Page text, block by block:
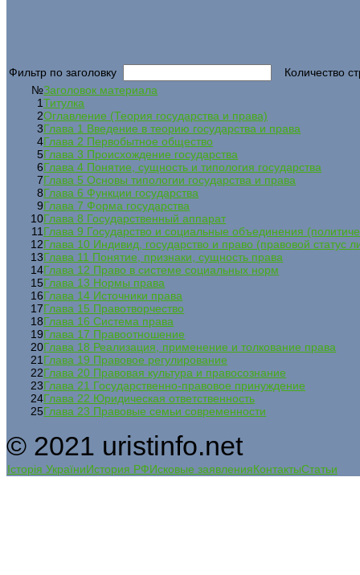
Фильтр по заголовку
Количество
№Заголовок материала
1Титулка
2Оглавление (Теория государства и права)
3Глава 1 Введение в теорию государства и права
4Глава 2 Первобытное общество
5Глава 3 Происхождение государства
6Глава 4 Понятие, сущность и типология государства
7Глава 5 Основы типологии государства и права
8Глава 6 Функции государства
9Глава 7 Форма государства
10Глава 8 Государственный аппарат
11 Глава 9 Государство и социальные объединения
12Глава 10 Индивид, государство и право (правовой статус
13Глава 11 Понятие, признаки, сущность права
14Глава 12 Право в системе социальных норм
15Глава 13 Нормы права
16Глава 14 Источники права
17Глава 15 Правотворчество
18Глава 16 Система права
19Глава 17 Правоотношение
20Глава 18 Реализация, применение и толкование права
21 Глава 19 Правовое регулирование
22Глава 20 Правовая культура и правосознание
23Глава 21 Государственно-правовое принуждение
24Глава 22 Юридическая ответственность
25Глава 23 Правовые семьи современности
© 2021 uristinfo.net
Історія УкраїниИстория РФИсковые заявленияКонтактыСтатьи